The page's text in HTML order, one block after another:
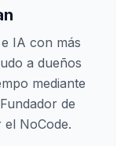
IA con más
a dueños
mediante
de
NoCode.